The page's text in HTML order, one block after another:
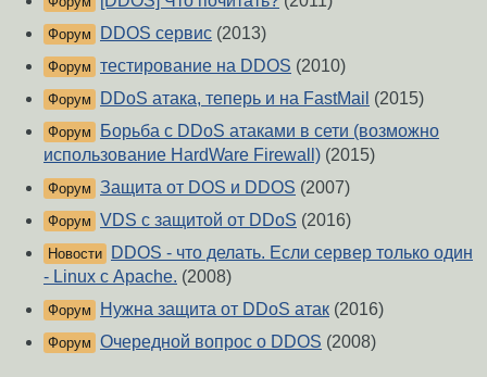
Форум DDOS сервис (2013)
Форум тестирование на DDOS (2010)
Форум DDoS атака, теперь и на FastMail (2015)
Форум
Борьба с DDoS атаками в сети (возможно
использование HardWare Firewall) (2015)
Форум Защита от DOS и DDOS (2007)
Форум VDS с защитой от DDoS (2016)
Новости
DDOS - что делать. Если сервер только один
- Linux с Apache. (2008)
Форум Нужна защита от DDoS атак (2016)
Форум Очередной вопрос о DDOS (2008)